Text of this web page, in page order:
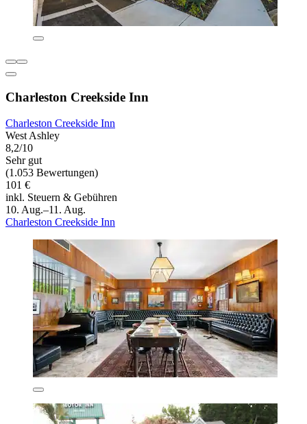
Charleston Creekside Inn
Charleston Creekside Inn
West Ashley
8,2/10
Sehr gut
(1.053 Bewertungen)
101 €
inkl. Steuern & Gebühren
10. Aug.–11. Aug.
Charleston Creekside Inn